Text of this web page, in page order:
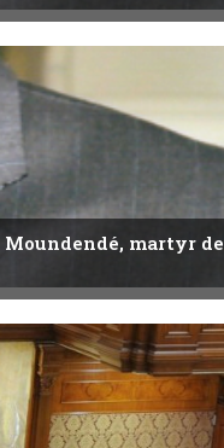
Moundendé, martyr de